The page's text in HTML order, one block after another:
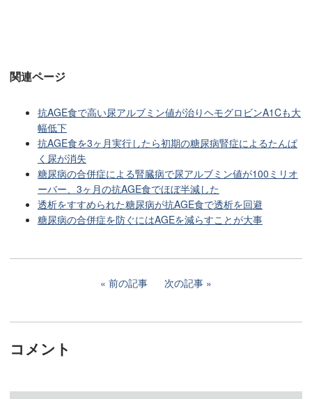
関連ページ
抗AGE食で高い尿アルブミン値が治りヘモグロビンA1Cも大
幅低下
抗AGE食を3ヶ月実行したら初期の糖尿病腎症によるたんぱ
く尿が消失
糖尿病の合併症による腎臓病で尿アルブミン値が100ミリオ
ーバー、3ヶ月の抗AGE食でほぼ半減した
透析をすすめられた糖尿病が抗AGE食で透析を回避
糖尿病の合併症を防ぐにはAGEを減らすことが大事
前の記事 次の記事
コメント